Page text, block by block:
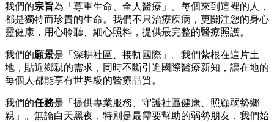
我們的宗旨為「尊重生命、全人醫療」。每個來到這裡的人，
都是獨特而珍貴的生命。我們不只治療疾病，更關注您的身心
靈健康，用心聆聽、細心照料，提供最完整的醫療照護。
我們的願景是「深耕社區、接軌國際」。我們紮根在這片土
地，貼近鄉親的需求，同時不斷引進國際醫療新知，讓在地的
每個人都能享有世界級的醫療品質。
我們的任務是「提供專業服務、守護社區健康、照顧弱勢鄉
親」。無論白天黑夜，特別是最需要幫助的弱勢朋友，我們始